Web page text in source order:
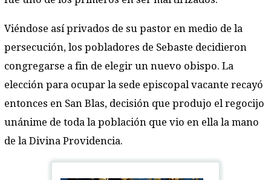
Viéndose así privados de su pastor en medio de la
persecución, los pobladores de Sebaste decidieron
congregarse a fin de elegir un nuevo obispo. La
elección para ocupar la sede episcopal vacante recayó
entonces en San Blas, decisión que produjo el regocijo
unánime de toda la población que vio en ella la mano
de la Divina Providencia.